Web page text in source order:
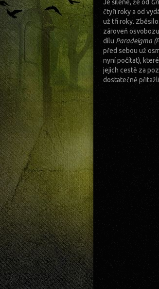
Je šílené, že od
čtyři roky a od
už tři roky.
zároveň
dílu Paradeigma
před sebou už
nyní počítat),
jejich cestě za
dostatečně